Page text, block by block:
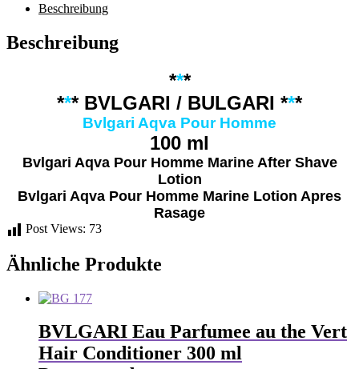
Beschreibung
Beschreibung
***
***BVLGARI / BULGARI ***
Bvlgari Aqva Pour Homme
100 ml
Bvlgari Aqva Pour Homme Marine After Shave
Lotion
Bvlgari Aqva Pour Homme Marine Lotion Apres
Rasage
Post Views: 73
Ähnliche Produkte
BVLGARI Eau Parfumee au the Vert
Hair Conditioner 300 ml